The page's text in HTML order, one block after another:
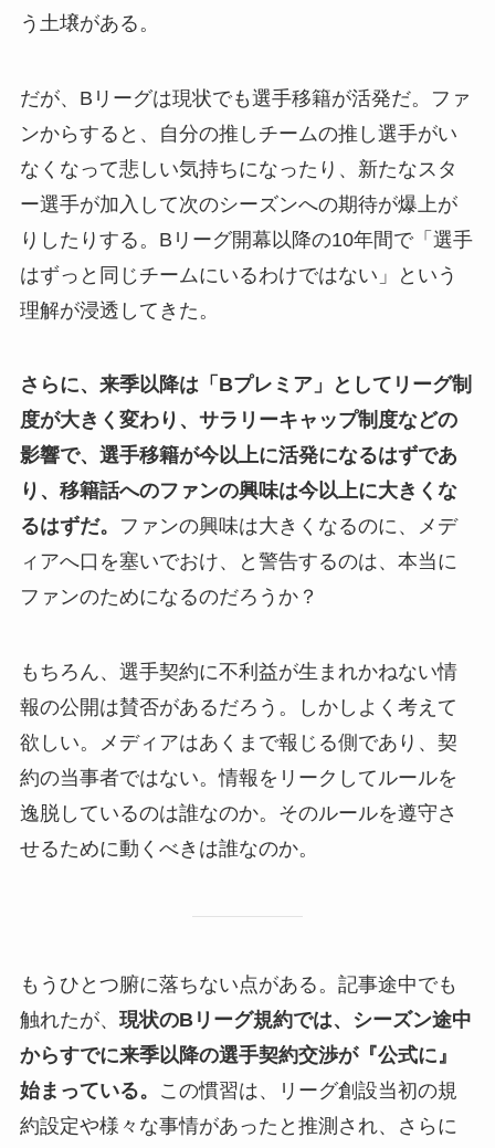
う土壌がある。
だが、Bリーグは現状でも選手移籍が活発だ。ファ
ンからすると、自分の推しチームの推し選手がい
なくなって悲しい気持ちになったり、新たなスタ
ー選手が加入して次のシーズンへの期待が爆上が
りしたりする。Bリーグ開幕以降の10年間で「選手
はずっと同じチームにいるわけではない」という
理解が浸透してきた。
さらに、来季以降は「Bプレミア」としてリーグ制
度が大きく変わり、サラリーキャップ制度などの
影響で、選手移籍が今以上に活発になるはずであ
り、移籍話へのファンの興味は今以上に大きくな
るはずだ。
ファンの興味は大きくなるのに、メデ
ィアへ口を塞いでおけ、と警告するのは、本当に
ファンのためになるのだろうか？
もちろん、選手契約に不利益が生まれかねない情
報の公開は賛否があるだろう。しかしよく考えて
欲しい。メディアはあくまで報じる側であり、契
約の当事者ではない。情報をリークしてルールを
逸脱しているのは誰なのか。そのルールを遵守さ
せるために動くべきは誰なのか。
もうひとつ腑に落ちない点がある。記事途中でも
触れたが、 現状のBリーグ規約では、シーズン途中
からすでに来季以降の選手契約交渉が『公式に』
始まっている。
この慣習は、リーグ創設当初の規
約設定や様々な事情があったと推測され、さらに